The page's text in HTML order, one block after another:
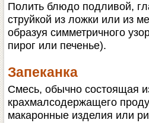
Полить блюдо подливой,
струйкой из ложки или из
образуя симметричного
пирог или печенье).
Запеканка
Смесь, обычно состоящая
крахмалсодержащего
макаронные изделия или